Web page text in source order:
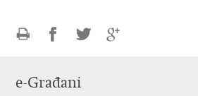
FacebookuTwitteru
e-Građani